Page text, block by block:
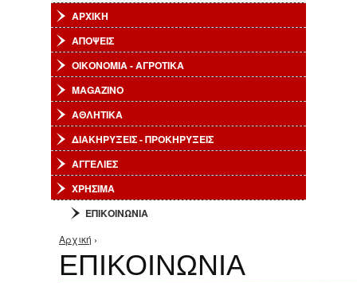
ΑΡΧΙΚΗ
ΑΠΟΨΕΙΣ
ΟΙΚΟΝΟΜΙΑ - ΑΓΡΟΤΙΚΑ
MAGAZINO
ΑΘΛΗΤΙΚΑ
ΔΙΑΚΗΡΥΞΕΙΣ - ΠΡΟΚΗΡΥΞΕΙΣ
ΑΓΓΕΛΙΕΣ
ΧΡΗΣΙΜΑ
ΕΠΙΚΟΙΝΩΝΙΑ
Είστε εδώ
Αρχική ›
ΕΠΙΚΟΙΝΩΝΙΑ